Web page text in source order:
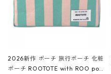
2026新作 ポーチ 旅行ポーチ 化粧
ポーチ ROOTOTE with ROO pou